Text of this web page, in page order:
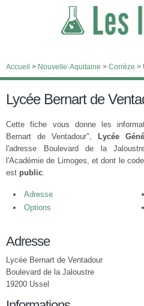
Accueil > Nouvelle-Aquitaine > Corrèze >
Lycée Bernart de
Cette fiche vous donne les
Bernart de Ventadour",
Lycée
l'adresse Boulevard de la
l'Académie de Limoges, et dont le
est public.
Adresse
Options
Adresse
Lycée Bernart de Ventadour
Boulevard de la Jaloustre
19200 Ussel